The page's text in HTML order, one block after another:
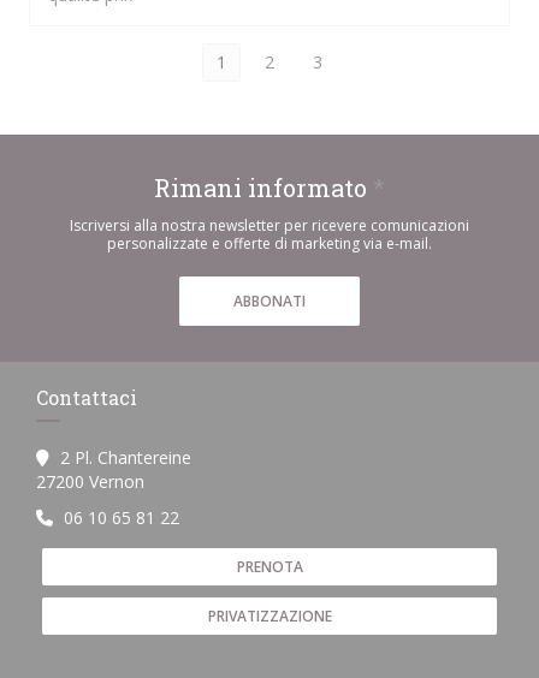
1 2 3
Rimani informato
Iscriversi alla nostra newsletter per ricevere comunicazioni
personalizzate e offerte di marketing via e-mail.
ABBONATI
Contattaci
2 Pl. Chantereine
27200 Vernon
06 10 65 81 22
PRENOTA
PRIVATIZZAZIONE